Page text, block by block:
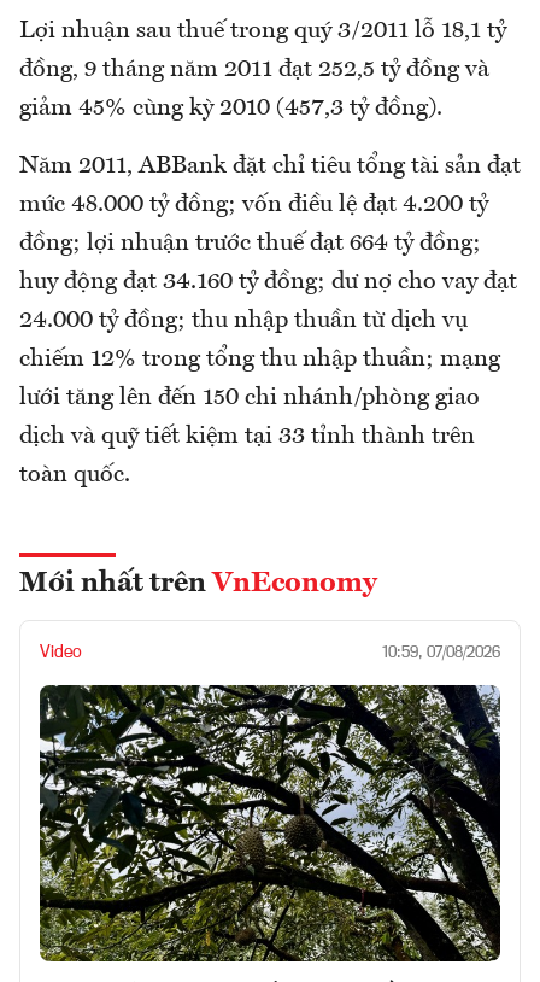
Lợi nhuận sau thuế trong quý 3/2011 lỗ 18,1 tỷ
đồng, 9 tháng năm 2011 đạt 252,5 tỷ đồng và
giảm 45% cùng kỳ 2010 (457,3 tỷ đồng).
Năm 2011, ABBank đặt chỉ tiêu tổng tài sản đạt
mức 48.000 tỷ đồng; vốn điều lệ đạt 4.200 tỷ
đồng; lợi nhuận trước thuế đạt 664 tỷ đồng;
huy động đạt 34.160 tỷ đồng; dư nợ cho vay đạt
24.000 tỷ đồng; thu nhập thuần từ dịch vụ
chiếm 12% trong tổng thu nhập thuần; mạng
lưới tăng lên đến 150 chi nhánh/phòng giao
dịch và quỹ tiết kiệm tại 33 tỉnh thành trên
toàn quốc.
Mới nhất trên VnEconomy
Video 10:59, 07/08/2026